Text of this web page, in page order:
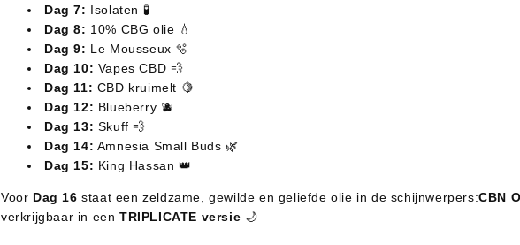
Dag 7: Isolaten 🧪
Dag 8: 10% CBG olie 💧
Dag 9: Le Mousseux 🫧
Dag 10: Vapes CBD 💨
Dag 11: CBD kruimelt 🍋
Dag 12: Blueberry 🫐
Dag 13: Skuff 💨
Dag 14: Amnesia Small Buds 🌿
Dag 15: King Hassan 👑
Voor Dag 16 staat een zeldzame, gewilde en geliefde olie in de schijnwerpers:CBN
verkrijgbaar in een TRIPLICATE versie 🌙